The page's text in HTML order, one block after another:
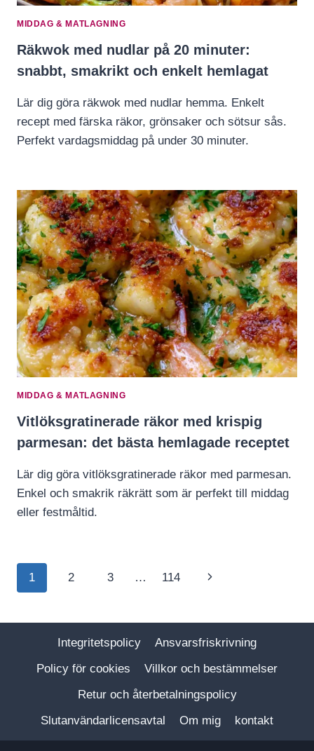
MIDDAG & MATLAGNING
Räkwok med nudlar på 20 minuter:
snabbt, smakrikt och enkelt hemlagat
Lär dig göra räkwok med nudlar hemma. Enkelt
recept med färska räkor, grönsaker och sötsur sås.
Perfekt vardagsmiddag på under 30 minuter.
MIDDAG & MATLAGNING
Vitlöksgratinerade räkor med krispig
parmesan: det bästa hemlagade receptet
Lär dig göra vitlöksgratinerade räkor med parmesan.
Enkel och smakrik räkrätt som är perfekt till middag
eller festmåltid.
Page
navigation
1 2 3 … 114
Next
Integritetspolicy
Ansvarsfriskrivning
Policy för cookies
Villkor och bestämmelser
Retur och återbetalningspolicy
Slutanvändarlicensavtal
Om mig kontakt